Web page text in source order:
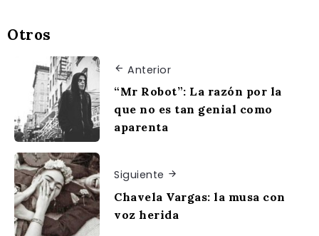
Otros
Anterior
“Mr Robot”: La razón por la
que no es tan genial como
aparenta
Siguiente
Chavela Vargas: la musa con
voz herida